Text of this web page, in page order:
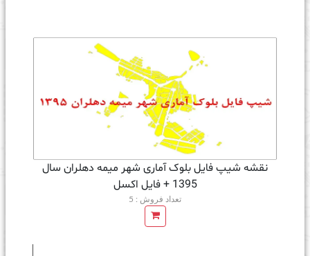
نقشه شیپ فایل بلوک آماری شهر میمه دهلران سال
1395 + فايل اكسل
تعداد فروش : 5